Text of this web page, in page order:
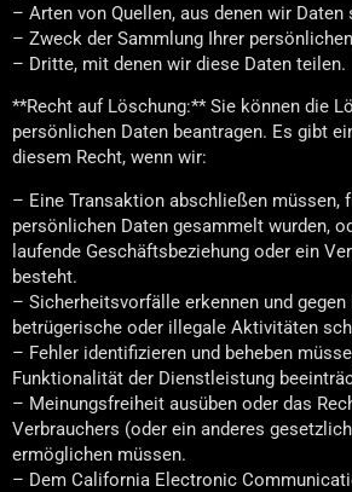
– Arten von Quellen, aus denen wir Daten
– Zweck der Sammlung Ihrer
– Dritte, mit denen wir diese Daten teilen.
**Recht auf Löschung:** Sie können die
persönlichen Daten beantragen. Es gibt
diesem Recht, wenn wir:
– Eine Transaktion abschließen müssen,
persönlichen Daten gesammelt wurden,
laufende Geschäftsbeziehung oder ein
besteht.
– Sicherheitsvorfälle erkennen und gegen
betrügerische oder illegale Aktivitäten
– Fehler identifizieren und beheben
Funktionalität der Dienstleistung
– Meinungsfreiheit ausüben oder das
Verbrauchers (oder ein anderes
ermöglichen müssen.
– Dem California Electronic